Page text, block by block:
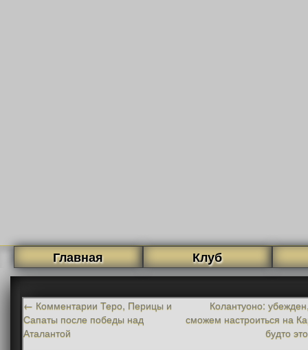
Главная Клуб
← Комментарии Теро, Перицы и
Сапаты после победы над
Аталантой
Колантуоно:
сможем настроиться на
будто